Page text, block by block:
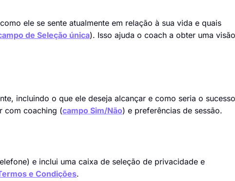
ele se sente atualmente em relação à sua vida e quais
de Seleção única). Isso ajuda o coach a obter uma visão
incluindo o que ele deseja alcançar e como seria o sucesso
com coaching (campo Sim/Não) e preferências de sessão.
e inclui uma caixa de seleção de privacidade e
e Condições.